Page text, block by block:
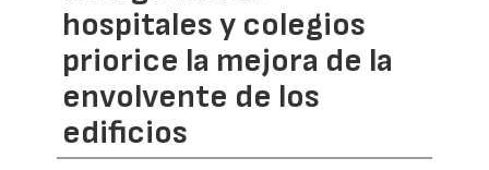
hospitales y colegios
priorice la mejora de la
envolvente de los
edificios